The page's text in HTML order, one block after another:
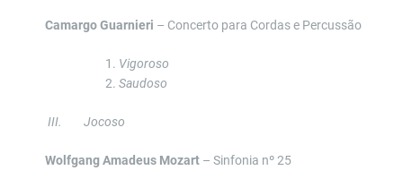
Camargo Guarnieri – Concerto para Cordas e Percussão
Vigoroso
Saudoso
III. Jocoso
Wolfgang Amadeus Mozart – Sinfonia nº 25